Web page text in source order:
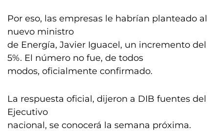
Por eso, las empresas le habrían planteado al
nuevo ministro
de Energía, Javier Iguacel, un incremento del
5%. El número no fue, de todos
modos, oficialmente confirmado.
La respuesta oficial, dijeron a DIB fuentes del
Ejecutivo
nacional, se conocerá la semana próxima.